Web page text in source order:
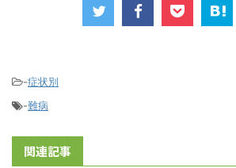
-症状別
-難病
関連記事